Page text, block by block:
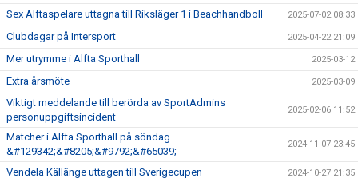
Sex Alftaspelare uttagna till Riksläger 1 i Beachhandboll 2025-07-02 08:33
Clubdagar på Intersport 2025-04-22 21:09
Mer utrymme i Alfta Sporthall 2025-03-12
Extra årsmöte 2025-03-09
Viktigt meddelande till berörda av SportAdmins
personuppgiftsincident
2025-02-06 11:52
Matcher i Alfta Sporthall på söndag
&#129342;&#8205;&#9792;&#65039;
2024-11-07 23:45
Vendela Källänge uttagen till Sverigecupen 2024-10-27 21:35